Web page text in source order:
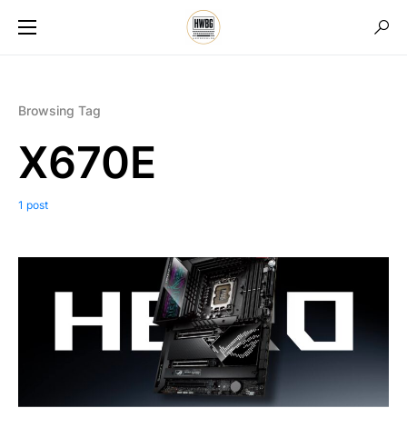
Browsing Tag
X670E
1 post